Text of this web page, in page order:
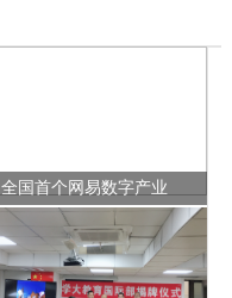
全国首个网易数字产业